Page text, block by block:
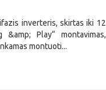
inverteris, skirtas iki 12
Play“ montavimas,
montuoti...